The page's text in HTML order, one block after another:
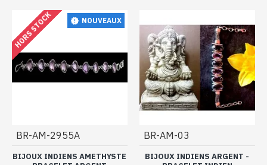
Cette collection de
bracelets indiens en argent et améthyste naturellene
NOUVEAUX
HORS STOCK
BR-AM-2955A
BIJOUX INDIENS AMETHYSTE
BR-AM-03
BIJOUX INDIENS ARGENT -